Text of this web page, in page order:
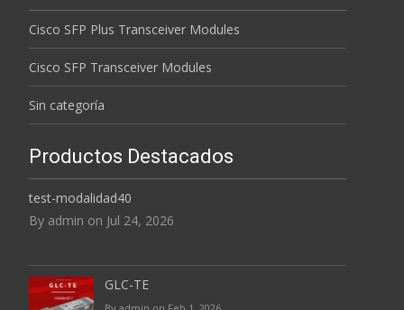
Cisco SFP Plus Transceiver Modules
Cisco SFP Transceiver Modules
Sin categoría
Productos Destacados
test-modalidad40
By admin on Jul 24, 2026
GLC-TE